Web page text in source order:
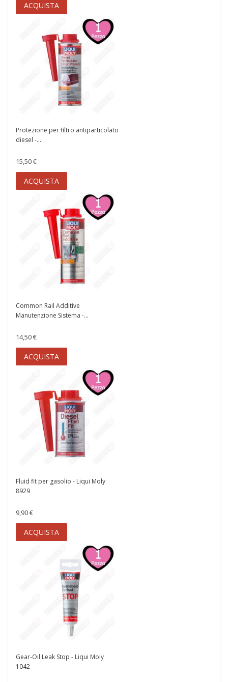
ACQUISTA
Protezione per filtro antiparticolato
diesel -...
15,50 €
ACQUISTA
Common Rail Additive
Manutenzione Sistema -...
14,50 €
ACQUISTA
Fluid fit per gasolio - Liqui Moly
8929
9,90 €
ACQUISTA
Gear-Oil Leak Stop - Liqui Moly
1042